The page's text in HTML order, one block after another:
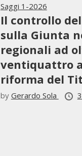
Saggi 1-2026
Il controllo
sulla Giunta
regionali ad
ventiquattro
riforma del
by Gerardo Sola